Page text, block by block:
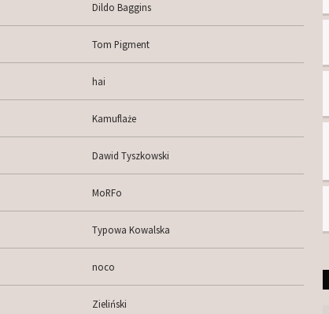
Dildo Baggins
Tom Pigment
hai
Kamuflaże
Dawid Tyszkowski
MoRFo
Typowa Kowalska
noco
Zieliński